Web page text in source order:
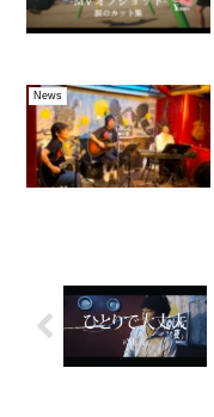
News